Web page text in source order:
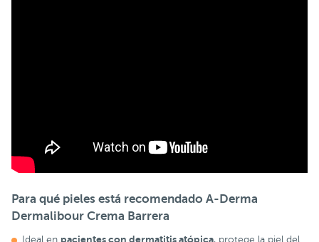
Para qué pieles está recomendado A-Derma
Dermalibour Crema Barrera
Ideal en pacientes con dermatitis atópica, protege la piel del